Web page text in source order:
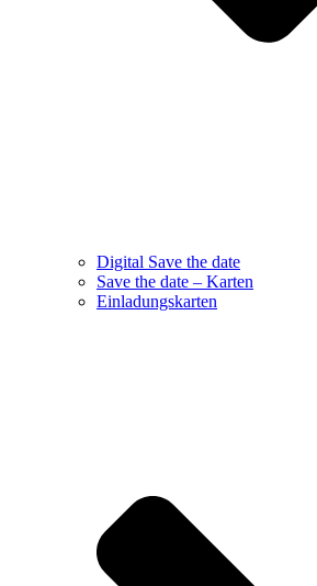
Digital Save the date
Save the date – Karten
Einladungskarten